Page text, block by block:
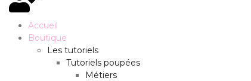
Accueil
Boutique
Les tutoriels
Tutoriels poupées
Métiers